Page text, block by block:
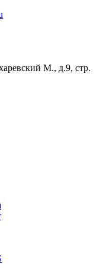
М., д.9, стр.